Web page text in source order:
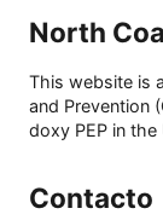
North
This website is
and Prevention
doxy PEP in
Contacto